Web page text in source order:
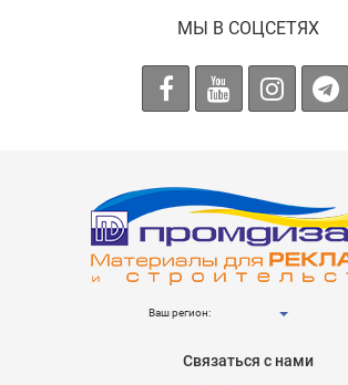
МЫ В СОЦСЕТЯХ
Ваш регион:
Связаться с нами